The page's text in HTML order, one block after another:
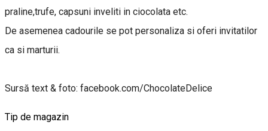
praline,trufe, capsuni inveliti in ciocolata etc.
De asemenea cadourile se pot personaliza si oferi invitatilor
ca si marturii.
Sursă text & foto: facebook.com/ChocolateDelice
Tip de magazin